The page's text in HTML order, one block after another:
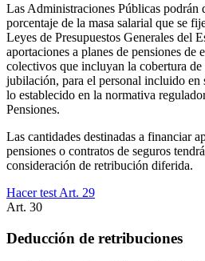
Las Administraciones Públicas podrán
porcentaje de la masa salarial que se
Leyes de Presupuestos Generales del
aportaciones a planes de pensiones de
colectivos que incluyan la cobertura
jubilación, para el personal incluido en
lo establecido en la normativa
Pensiones.
Las cantidades destinadas a financiar
pensiones o contratos de seguros
consideración de retribución diferida.
Hacer test Art. 29
Art. 30
Deducción de retribuciones